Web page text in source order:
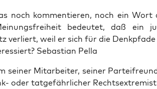
noch kom­men­tie­ren, noch ein Wort
bedeu­tet, daß ein
ver­liert, weil er sich für die
Sebas­ti­an Pella
sei­ner Mit­ar­bei­ter, sei­ner
oder tat­ge­fähr­li­cher